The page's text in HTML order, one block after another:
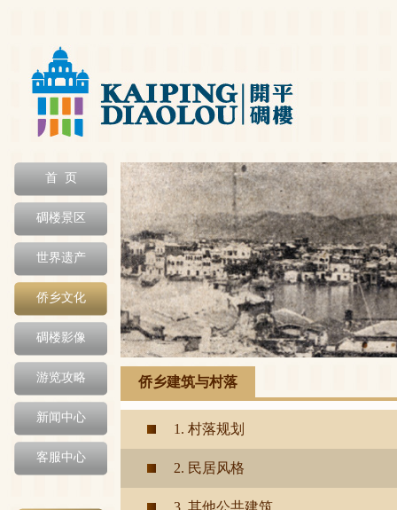
首 页
碉楼景区
世界遗产
侨乡文化
碉楼影像
游览攻略
新闻中心
客服中心
侨乡建筑与村落
1. 村落规划
2. 民居风格
3. 其他公共建筑